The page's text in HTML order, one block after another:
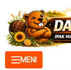
MENI